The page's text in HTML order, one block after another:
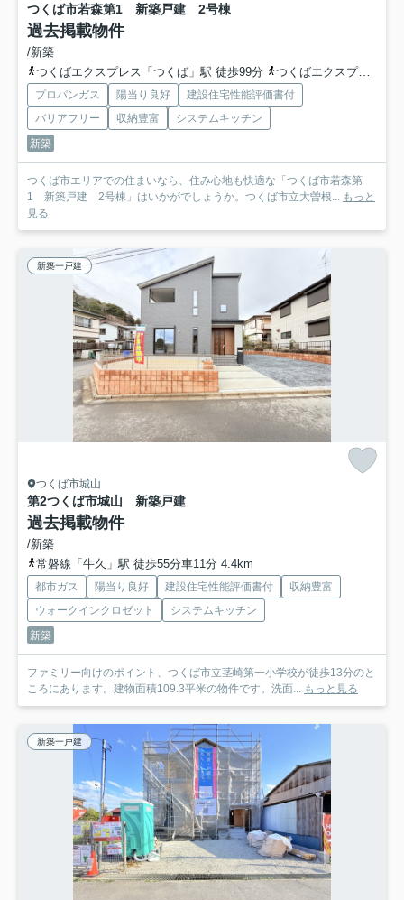
つくば市若森第1 新築戸建 2号棟
過去掲載物件
/新築
つくばエクスプレス「つくば」駅 徒歩99分
つくばエクスプレス「研究学園」駅 徒歩99分
プロパンガス 陽当り良好
建設住宅性能評価書付
バリアフリー
収納豊富
システムキッチン
新築
つくば市エリアでの住まいなら、住み心地も快適な「つくば市若森第
1 新築戸建 2号棟」はいかがでしょうか。つくば市立大曽根... もっと
見る
新築一戸建
つくば市城山
第2つくば市城山 新築戸建
過去掲載物件
/新築
常磐線「牛久」駅 徒歩55分車11分 4.4km
都市ガス 陽当り良好 建設住宅性能評価書付
収納豊富
ウォークインクロゼット
システムキッチン
新築
ファミリー向けのポイント、つくば市立茎崎第一小学校が徒歩13分のと
ころにあります。建物面積109.3平米の物件です。洗面... もっと見る
新築一戸建